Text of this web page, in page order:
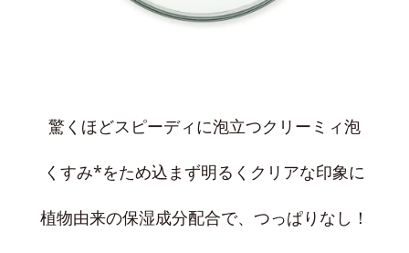
驚くほどスピーディに泡立つクリーミィ泡
くすみ*をため込まず明るくクリアな印象に
植物由来の保湿成分配合で、つっぱりなし！